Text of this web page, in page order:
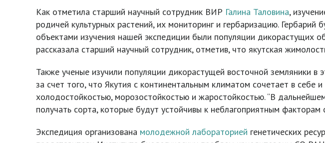
Как отметила старший научный сотрудник ВИР Галина Таловина,
родичей культурных растений, их мониторинг и гербаризацию.
объектами изучения нашей экспедиции были популяции дикорастущих
рассказала старший научный сотрудник, отметив, что якутская
Также ученые изучили популяции дикорастущей восточной земляники
за счет того, что Якутия с континентальным климатом сочетает в
холодостойкостью, морозостойкостью и жаростойкостью. “В
получать сорта, которые будут устойчивы к неблагоприятным факторам
Экспедиция организована молодежной лабораторией генетических